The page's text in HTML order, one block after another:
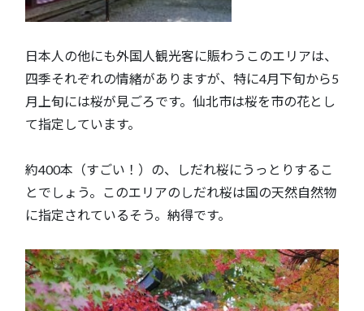
日本人の他にも外国人観光客に賑わうこのエリアは、
四季それぞれの情緒がありますが、特に4月下旬から5
月上旬には桜が見ごろです。仙北市は桜を市の花とし
て指定しています。
約400本（すごい！）の、しだれ桜にうっとりするこ
とでしょう。このエリアのしだれ桜は国の天然自然物
に指定されているそう。納得です。